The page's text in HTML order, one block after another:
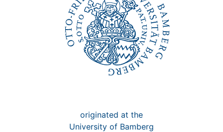
originated at the
University of Bamberg